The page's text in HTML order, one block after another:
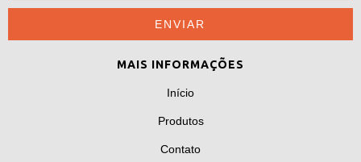
MAIS INFORMAÇÕES
Início
Produtos
Contato